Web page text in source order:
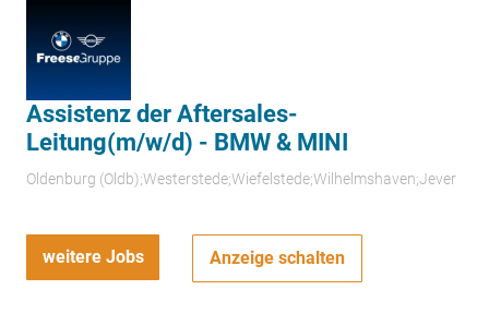
Assistenz der Aftersales-
Leitung(m/w/d) - BMW & MINI
Oldenburg (Oldb);Westerstede;Wiefelstede;Wilhelmshaven;Jever
weitere Jobs Anzeige schalten